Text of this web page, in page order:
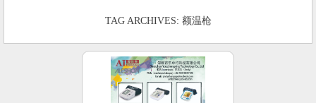
TAG ARCHIVES: 额温枪